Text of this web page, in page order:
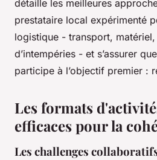
détaille les meilleures
prestataire local expérimenté
logistique - transport,
d’intempéries - et s’assurer
participe à l’objectif premier :
Les formats
efficaces pour la
Les challenges